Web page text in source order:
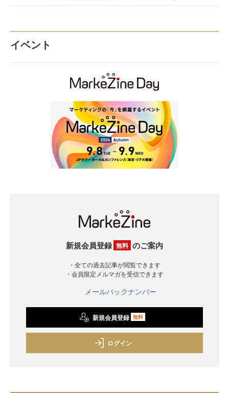
イベント
新規会員登録 無料 のご案内
・全ての過去記事が閲覧できます
・会員限定メルマガを受信できます
メールバックナンバー
新規会員登録 無料
ログイン